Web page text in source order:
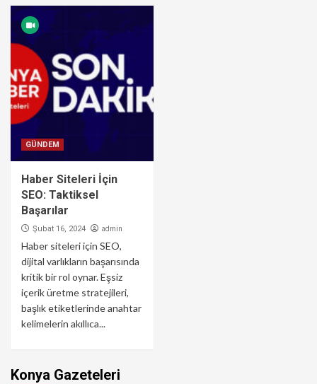
GÜNDEM
Haber Siteleri İçin
SEO: Taktiksel
Başarılar
Şubat 16, 2024 admin
Haber siteleri için SEO,
dijital varlıkların başarısında
kritik bir rol oynar. Eşsiz
içerik üretme stratejileri,
başlık etiketlerinde anahtar
kelimelerin akıllıca...
Konya Gazeteleri